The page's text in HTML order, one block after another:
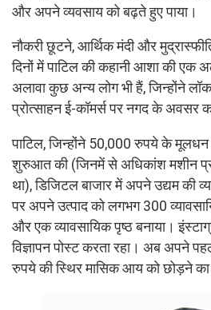
और अपने व्यवसाय को बढ़ते हुए पाया।
नौकरी छूटने, आर्थिक मंदी और
दिनों में पाटिल की कहानी आशा की
अलावा कुछ अन्य लोग भी हैं, जिन्होंने
प्रोत्साहन ई-कॉमर्स पर नगद के अवसर
पाटिल, जिन्होंने 50,000 रुपये के मूलधन
शुरुआत की (जिनमें से अधिकांश मशीन
था), डिजिटल बाजार में अपने उद्यम की
पर अपने उत्पाद को लगभग 300
और एक व्यावसायिक पृष्ठ बनाया।
विज्ञापन पोस्ट करता रहा। अब अपने
रुपये की स्थिर मासिक आय को छोड़ने